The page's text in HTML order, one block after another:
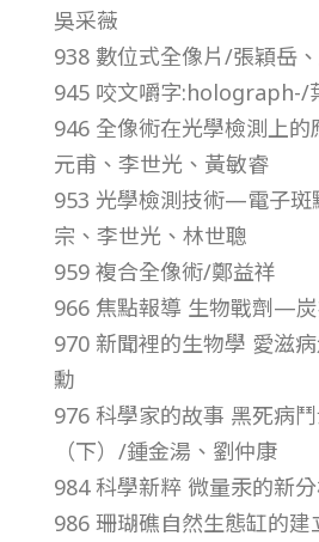
吳采薇
938 數位式全像片/張穎岳
945 咬文嚼字:holograph-/
946 全像術在光學檢測上
元甫、李世光、黃敏睿
953 光學檢測技術—電子斑
宗、李世光、林世聰
959 複合全像術/鄭益祥
966 焦點報導 生物戰劑—
970 新聞裡的生物學 愛滋
勳
976 科學家的故事 黑死病
（下）/鍾金湯、劉仲康
984 科學新粹 微量汞的新
986 珊瑚礁自然生態缸的